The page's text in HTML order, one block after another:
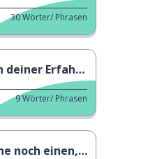
30Wörter/ Phrasen
Erfahrung
9Wörter/ Phrasen
einen, bitte 2.